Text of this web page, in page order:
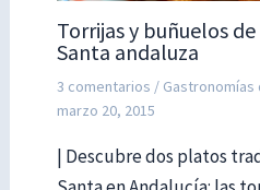
Torrijas y buñuelos
Santa andaluza
3 comentarios / Gastronomías
marzo 20, 2015
| Descubre dos platos